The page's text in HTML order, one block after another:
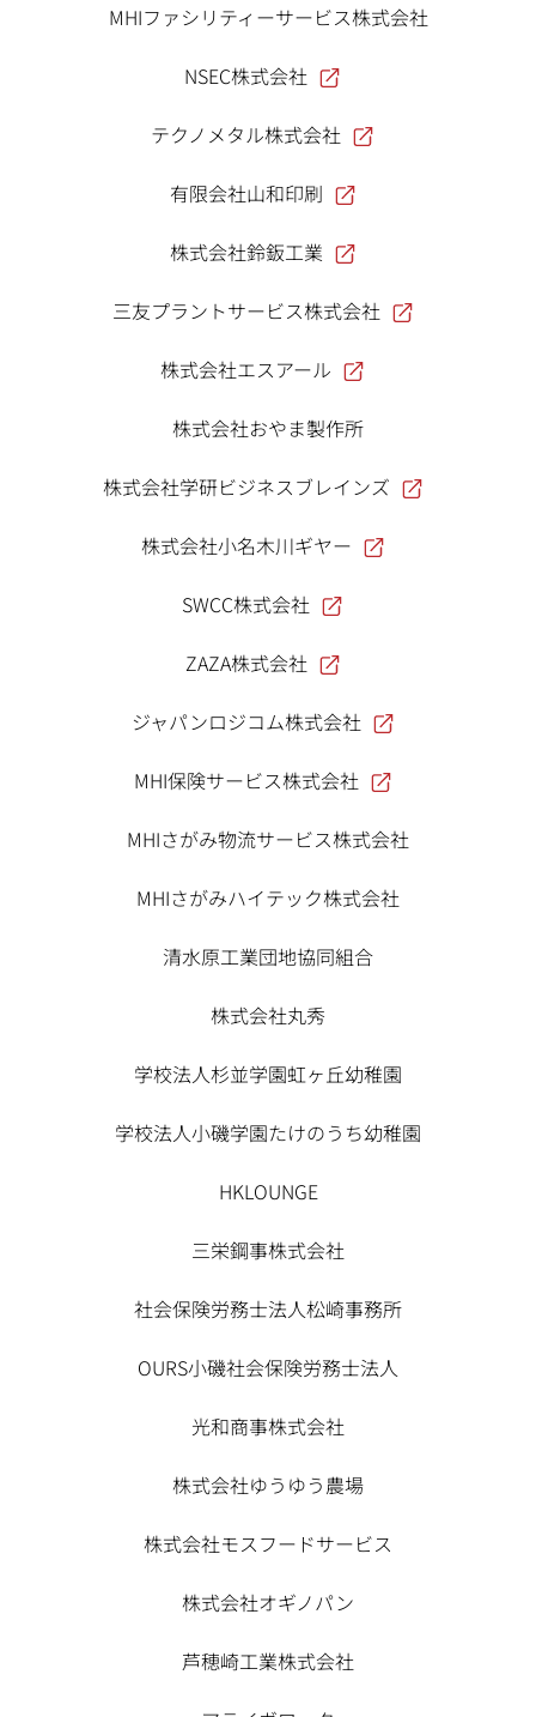
MHIファシリティーサービス株式会社
NSEC株式会社
テクノメタル株式会社
有限会社山和印刷
株式会社鈴鈑工業
三友プラントサービス株式会社
株式会社エスアール
株式会社おやま製作所
株式会社学研ビジネスブレインズ
株式会社小名木川ギヤー
SWCC株式会社
ZAZA株式会社
ジャパンロジコム株式会社
MHI保険サービス株式会社
MHIさがみ物流サービス株式会社
MHIさがみハイテック株式会社
清水原工業団地協同組合
株式会社丸秀
学校法人杉並学園虹ヶ丘幼稚園
学校法人小磯学園たけのうち幼稚園
HKLOUNGE
三栄鋼事株式会社
社会保険労務士法人松崎事務所
OURS小磯社会保険労務士法人
光和商事株式会社
株式会社ゆうゆう農場
株式会社モスフードサービス
株式会社オギノパン
芦穂崎工業株式会社